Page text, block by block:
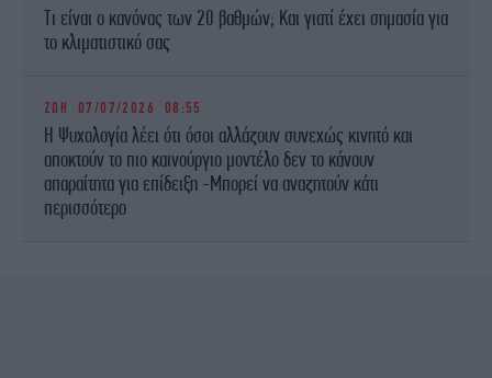
Τι είναι ο κανόνας των 20 βαθμών; Και γιατί έχει σημασία για
το κλιματιστικό σας
ΖΩΗ 07/07/2026 08:55
Η Ψυχολογία λέει ότι όσοι αλλάζουν συνεχώς κινητό και
αποκτούν το πιο καινούργιο μοντέλο δεν το κάνουν
απαραίτητα για επίδειξη -Μπορεί να αναζητούν κάτι
περισσότερο